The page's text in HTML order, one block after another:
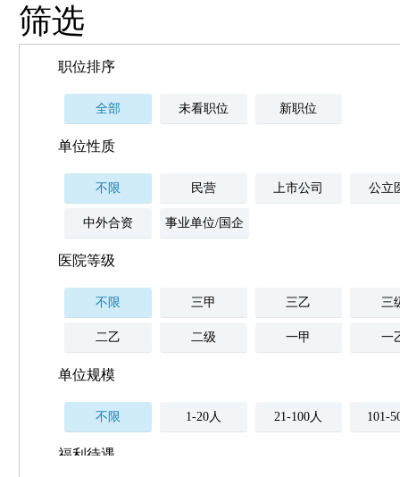
筛选
职位排序
全部 未看职位 新职位
单位性质
不限 民营 上市公司 公立
中外合资 事业单位/国企
医院等级
不限 三甲 三乙 三
二乙 二级 一甲 一
单位规模
不限 1-20人 21-100人 101-
福利待遇